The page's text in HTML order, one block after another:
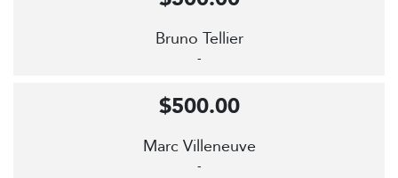
Bruno Tellier
-
Marc Villeneuve
-
$500.00